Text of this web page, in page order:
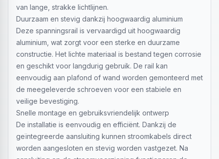
van lange, strakke lichtlijnen.
Duurzaam en stevig dankzij hoogwaardig aluminium
Deze spanningsrail is vervaardigd uit hoogwaardig
aluminium, wat zorgt voor een sterke en duurzame
constructie. Het lichte materiaal is bestand tegen corrosie
en geschikt voor langdurig gebruik. De rail kan
eenvoudig aan plafond of wand worden gemonteerd met
de meegeleverde schroeven voor een stabiele en
veilige bevestiging.
Snelle montage en gebruiksvriendelijk ontwerp
De installatie is eenvoudig en efficiënt. Dankzij de
geïntegreerde aansluiting kunnen stroomkabels direct
worden aangesloten en stevig worden vastgezet. Na